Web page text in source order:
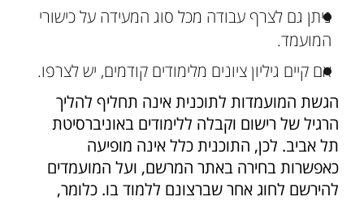
ניתן גם לצרף עבודה מכל סוג המעידה על כישורי
המועמד.
אם קיים גיליון ציונים מלימודים קודמים, יש לצרפו.
הגשת המועמדות לתוכנית אינה תחליף להליך
הרגיל של רישום וקבלה ללימודים באוניברסיטת
תל אביב. לכן, התוכנית כלל אינה מופיעה
כאפשרות בחירה באתר המרשם, ועל המועמדים
להירשם לחוג אחר שברצונם ללמוד בו. כלומר,